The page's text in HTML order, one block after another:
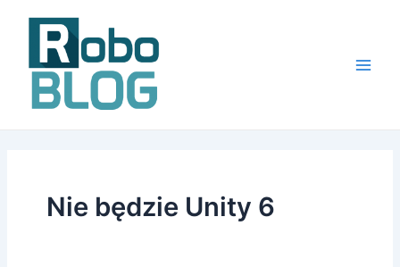
Nie będzie Unity 6